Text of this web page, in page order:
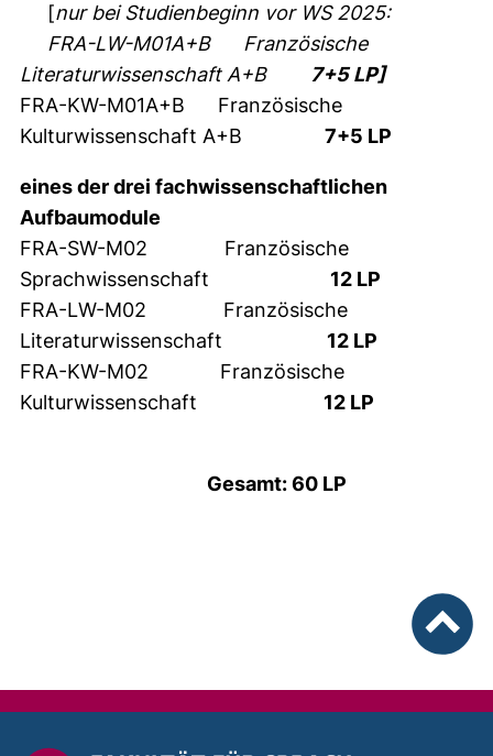
[nur bei Studienbeginn vor WS 2025:
FRA-LW-M01A+B Französische
Literaturwissenschaft A+B 7+5 LP]
FRA-KW-M01A+B Französische
Kulturwissenschaft A+B 7+5 LP
eines der drei fachwissenschaftlichen
Aufbaumodule
FRA-SW-M02 Französische
Sprachwissenschaft 12 LP
FRA-LW-M02 Französische
Literaturwissenschaft 12 LP
FRA-KW-M02 Französische
Kulturwissenschaft 12 LP
Gesamt: 60 LP